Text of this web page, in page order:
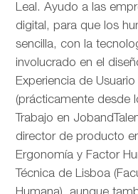
Leal. Ayudo a las
digital, para que los
sencilla, con la
involucrado en el
Experiencia de
(prácticamente desde
Trabajo en
director de producto
Ergonomía y Factor
Técnica de Lisboa